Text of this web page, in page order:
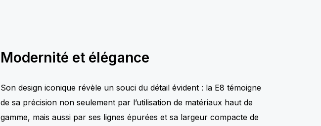
Modernité et élégance
Son design iconique révèle un souci du détail évident : la E8 témoigne
de sa précision non seulement par l’utilisation de matériaux haut de
gamme, mais aussi par ses lignes épurées et sa largeur compacte de